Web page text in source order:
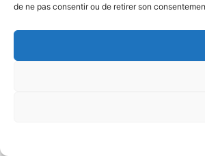
de ne pas consentir ou de retirer son